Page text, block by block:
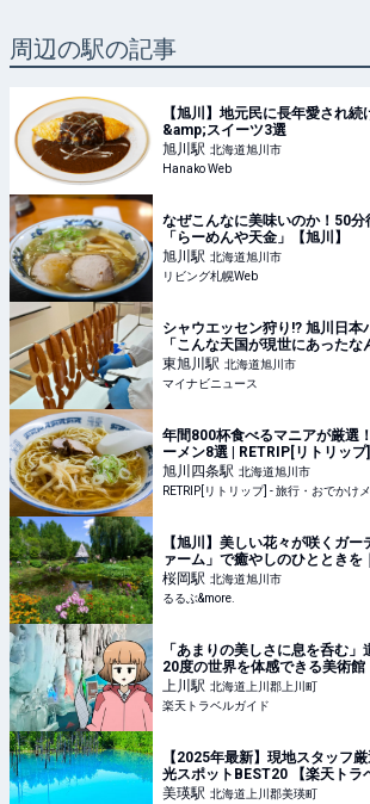
周辺の駅の記事
【旭川】地元民に長年愛され
&amp;スイーツ3選
旭川駅 北海道旭川市
Hanako Web
なぜこんなに美味いのか！50
「らーめんや天金」【旭川】
旭川駅 北海道旭川市
リビング札幌Web
シャウエッセン狩り!? 旭川日本
「こんな天国が現世にあったな
狩りにするかー!!!」と1.9万いい
東旭川駅 北海道旭川市
マイナビニュース
年間800杯食べるマニアが厳選
ーメン8選 | RETRIP[リトリップ]
旭川四条駅 北海道旭川市
RETRIP[リトリップ] - 旅行・おでかけ
【旭川】美しい花々が咲くガ
ァーム」で癒やしのひととき
桜岡駅 北海道旭川市
るるぶ&more.
「あまりの美しさに息を呑む
20度の世界を体感できる美術館
上川駅 北海道上川郡上川町
楽天トラベルガイド
【2025年最新】現地スタッフ
光スポットBEST20 【楽天トラ
美瑛駅 北海道上川郡美瑛町